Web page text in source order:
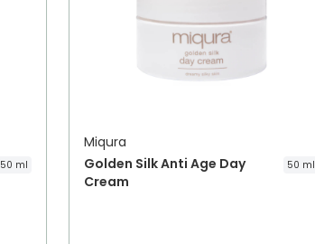
50 ml
Miqura
Golden Silk Anti Age Day
Cream
50 ml